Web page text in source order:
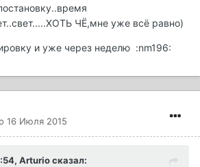
ЧЁ,мне уже всё равно)
и уже через неделю :nm196:
16 Июля 2015
Arturio сказал: